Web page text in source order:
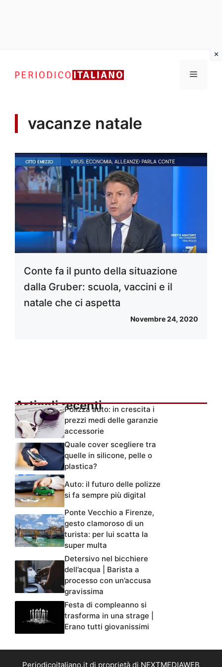
contenuto
Menu
vacanze natale
Conte fa il punto della situazione
dalla Gruber: scuola, vaccini e il
natale che ci aspetta
Novembre 24, 2020
Articoli recentiPolizza auto: in crescita i
prezzi medi delle garanzie
accessorie
Quale cover scegliere tra
quelle in silicone, pelle o
plastica?
Auto: il futuro delle polizze
si fa sempre più digital
Ponte Vecchio a Firenze,
gesto clamoroso di un
turista: per lui scatta la
super multa
Detersivo nel bicchiere
dell’acqua | Barista a
processo con un’accusa
gravissima
Festa di compleanno si
trasforma in una strage |
Erano tutti giovanissimi
Periodicoitaliano.it di proprietà di NEXTMEDIAWEB